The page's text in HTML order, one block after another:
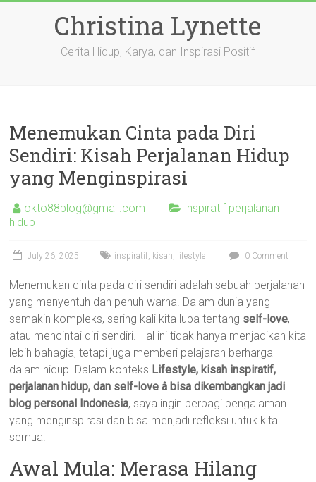
Christina Lynette
Cerita Hidup, Karya, dan Inspirasi Positif
Menemukan Cinta pada Diri
Sendiri: Kisah Perjalanan Hidup
yang Menginspirasi
okto88blog@gmail.com
inspiratif perjalanan
hidup
July 26, 2025 inspiratif, kisah, lifestyle 0 Comment
Menemukan cinta pada diri sendiri adalah sebuah perjalanan
yang menyentuh dan penuh warna. Dalam dunia yang
semakin kompleks, sering kali kita lupa tentang self-love,
atau mencintai diri sendiri. Hal ini tidak hanya menjadikan kita
lebih bahagia, tetapi juga memberi pelajaran berharga
dalam hidup. Dalam konteks Lifestyle, kisah inspiratif,
perjalanan hidup, dan self-love â bisa dikembangkan jadi
blog personal Indonesia, saya ingin berbagi pengalaman
yang menginspirasi dan bisa menjadi refleksi untuk kita
semua.
Awal Mula: Merasa Hilang